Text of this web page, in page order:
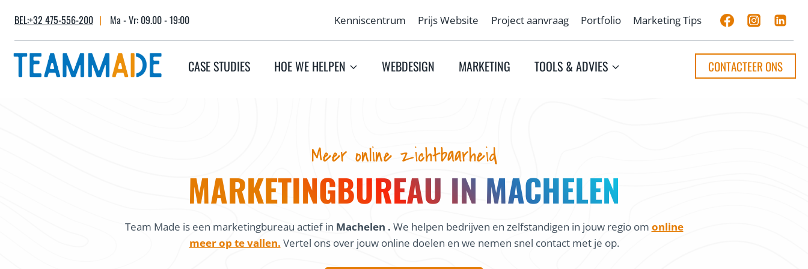
content
BEL:+32 475-556-200 | Ma - Vr: 09.00 - 19:00 Kenniscentrum Prijs Website Project aanvraag Portfolio Marketing Tips
CASE STUDIES HOE WE HELPEN WEBDESIGN MARKETING TOOLS & ADVIES CONTACTEER ONS
Meer online zichtbaarheid
MARKETINGBUREAU IN MACHELEN
Team Made is een marketingbureau actief in Machelen . We helpen bedrijven en zelfstandigen in jouw regio om online
meer op te vallen. Vertel ons over jouw online doelen en we nemen snel contact met je op.